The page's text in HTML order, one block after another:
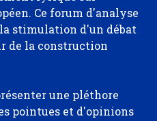
Ce forum d'analyse
stimulation d'un débat
de la construction
une pléthore
pointues et d'opinions